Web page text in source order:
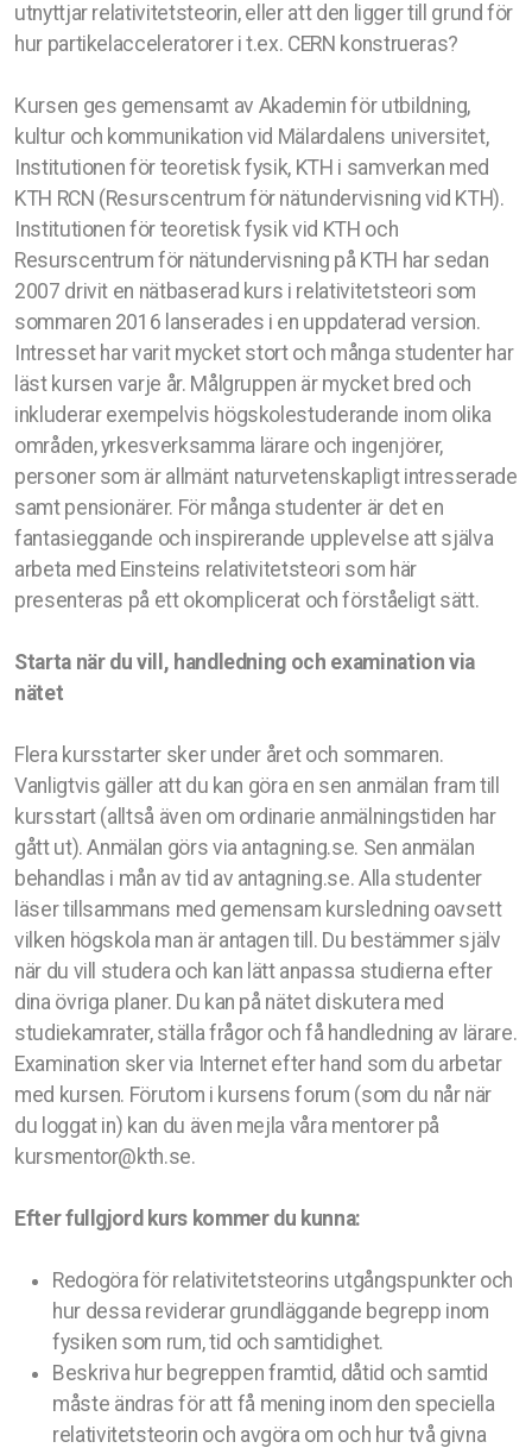
utnyttjar relativitetsteorin, eller att den ligger till grund för
hur partikelacceleratorer i t.ex. CERN konstrueras?
Kursen ges gemensamt av Akademin för utbildning,
kultur och kommunikation vid Mälardalens universitet,
Institutionen för teoretisk fysik, KTH i samverkan med
KTH RCN (Resurscentrum för nätundervisning vid KTH).
Institutionen för teoretisk fysik vid KTH och
Resurscentrum för nätundervisning på KTH har sedan
2007 drivit en nätbaserad kurs i relativitetsteori som
sommaren 2016 lanserades i en uppdaterad version.
Intresset har varit mycket stort och många studenter har
läst kursen varje år. Målgruppen är mycket bred och
inkluderar exempelvis högskolestuderande inom olika
områden, yrkesverksamma lärare och ingenjörer,
personer som är allmänt naturvetenskapligt intresserade
samt pensionärer. För många studenter är det en
fantasieggande och inspirerande upplevelse att själva
arbeta med Einsteins relativitetsteori som här
presenteras på ett okomplicerat och förståeligt sätt.
Starta när du vill, handledning och examination via
nätet
Flera kursstarter sker under året och sommaren.
Vanligtvis gäller att du kan göra en sen anmälan fram till
kursstart (alltså även om ordinarie anmälningstiden har
gått ut). Anmälan görs via antagning.se. Sen anmälan
behandlas i mån av tid av antagning.se. Alla studenter
läser tillsammans med gemensam kursledning oavsett
vilken högskola man är antagen till. Du bestämmer själv
när du vill studera och kan lätt anpassa studierna efter
dina övriga planer. Du kan på nätet diskutera med
studiekamrater, ställa frågor och få handledning av lärare.
Examination sker via Internet efter hand som du arbetar
med kursen. Förutom i kursens forum (som du når när
du loggat in) kan du även mejla våra mentorer på
kursmentor@kth.se.
Efter fullgjord kurs kommer du kunna:
Redogöra för relativitetsteorins utgångspunkter och
hur dessa reviderar grundläggande begrepp inom
fysiken som rum, tid och samtidighet.
Beskriva hur begreppen framtid, dåtid och samtid
måste ändras för att få mening inom den speciella
relativitetsteorin och avgöra om och hur två givna